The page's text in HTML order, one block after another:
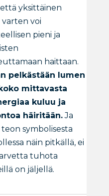
yksittäinen
voi
pieni ja
haittaan.
pelkästään lumen
mittavasta
kuluu ja
häiritään.Ja
symbolisesta
näin pitkällä, ei
tuhota
on jäljellä.